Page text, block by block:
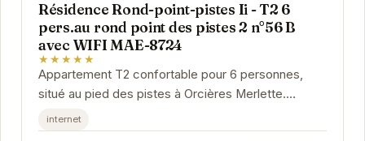
Résidence Rond-point-pistes Ii - T2 6
pers.au rond point des pistes 2 n°56 B
avec WIFI MAE-8724
★★★★★
Appartement T2 confortable pour 6 personnes,
situé au pied des pistes à Orcières Merlette.
Connexion WIFI incluse.
internet